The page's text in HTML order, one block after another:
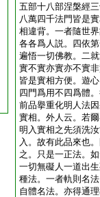
五部十八部涅槃經
八萬四千法門皆是
相違背。一者隨世
各各爲人説。四依
遍悟一切佛教。二
實不實亦實亦不實
皆是實相方便。遊
四門爲用不四爲體
前品擧重化明人法
實相。外人云。若
明入實相之先須洗
入。故有此品來也
之。只是一正法。
一切無礙人一道出
種法。一者軌則名
自體名法。亦得通